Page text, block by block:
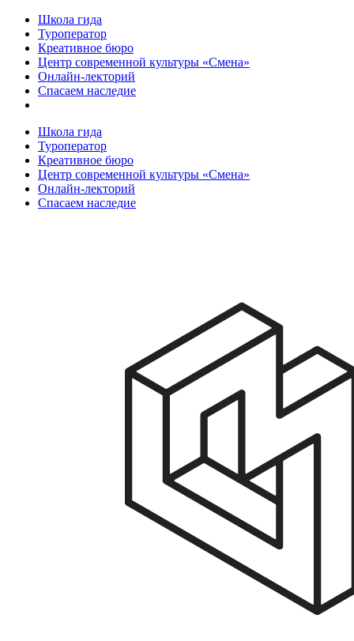
Школа гида
Туроператор
Креативное бюро
Центр современной культуры «Смена»
Онлайн-лекторий
Спасаем наследие
Школа гида
Туроператор
Креативное бюро
Центр современной культуры «Смена»
Онлайн-лекторий
Спасаем наследие